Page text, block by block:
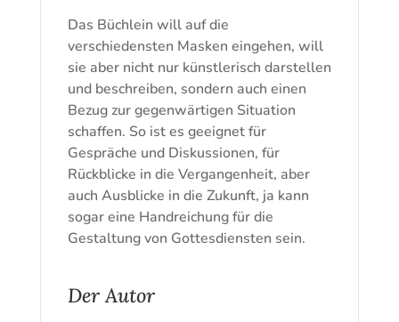
Das Büchlein will auf die
verschiedensten Masken eingehen, will
sie aber nicht nur künstlerisch darstellen
und beschreiben, sondern auch einen
Bezug zur gegenwärtigen Situation
schaffen. So ist es geeignet für
Gespräche und Diskussionen, für
Rückblicke in die Vergangenheit, aber
auch Ausblicke in die Zukunft, ja kann
sogar eine Handreichung für die
Gestaltung von Gottesdiensten sein.
Der Autor